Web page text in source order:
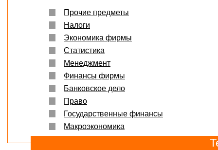
Прочие предметы
Налоги
Экономика фирмы
Статистика
Менеджмент
Финансы фирмы
Банковское дело
Право
Государственные финансы
Макроэкономика